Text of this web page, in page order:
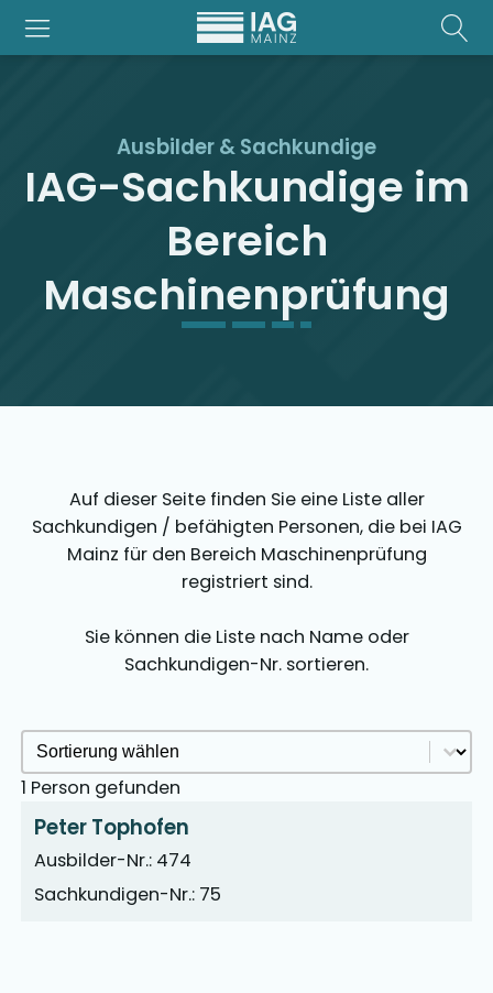
Ausbilder & Sachkundige
IAG-Sachkundige im
Bereich
Maschinenprüfung
Auf dieser Seite finden Sie eine Liste aller
Sachkundigen / befähigten Personen, die bei IAG
Mainz für den Bereich Maschinenprüfung
registriert sind.
Sie können die Liste nach Name oder
Sachkundigen-Nr. sortieren.
1 Person gefunden
Sachkundige Sortieren Archive
Sort content
Peter Tophofen
Ausbilder-Nr.: 474
Sachkundigen-Nr.: 75